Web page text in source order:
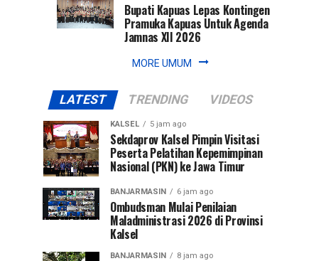
Bupati Kapuas Lepas Kontingen
Pramuka Kapuas Untuk Agenda
Jamnas XII 2026
MORE UMUM
LATEST TRENDING VIDEOS
KALSEL 5 jam ago
Sekdaprov Kalsel Pimpin Visitasi
Peserta Pelatihan Kepemimpinan
Nasional (PKN) ke Jawa Timur
BANJARMASIN 6 jam ago
Ombudsman Mulai Penilaian
Maladministrasi 2026 di Provinsi
Kalsel
BANJARMASIN 8 jam ago